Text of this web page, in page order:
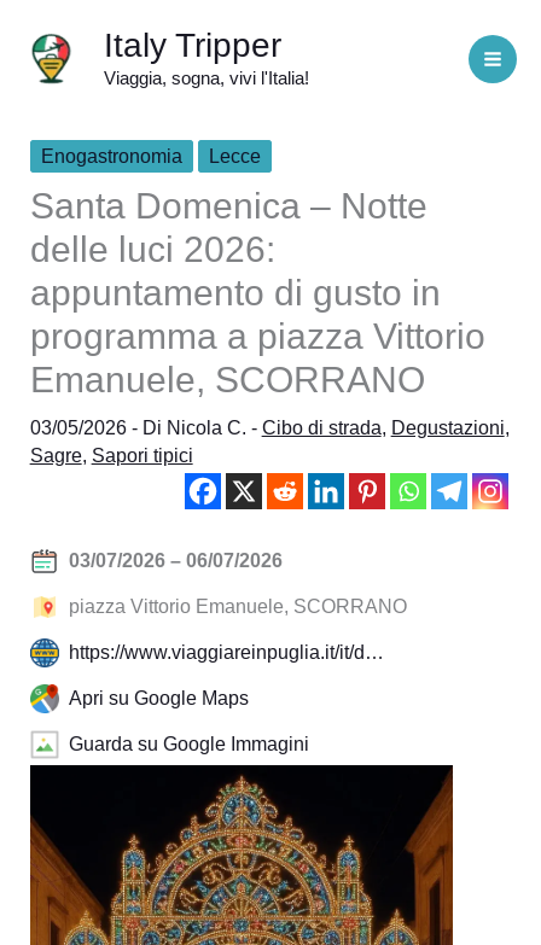
contenuto
Italy Tripper
Viaggia, sogna, vivi l'Italia!
Enogastronomia Lecce
Santa Domenica – Notte
delle luci 2026:
appuntamento di gusto in
programma a piazza Vittorio
Emanuele, SCORRANO
03/05/2026 - Di Nicola C. - Cibo di strada, Degustazioni,
Sagre, Sapori tipici
03/07/2026 – 06/07/2026
piazza Vittorio Emanuele, SCORRANO
https://www.viaggiareinpuglia.it/it/d…
Apri su Google Maps
Guarda su Google Immagini